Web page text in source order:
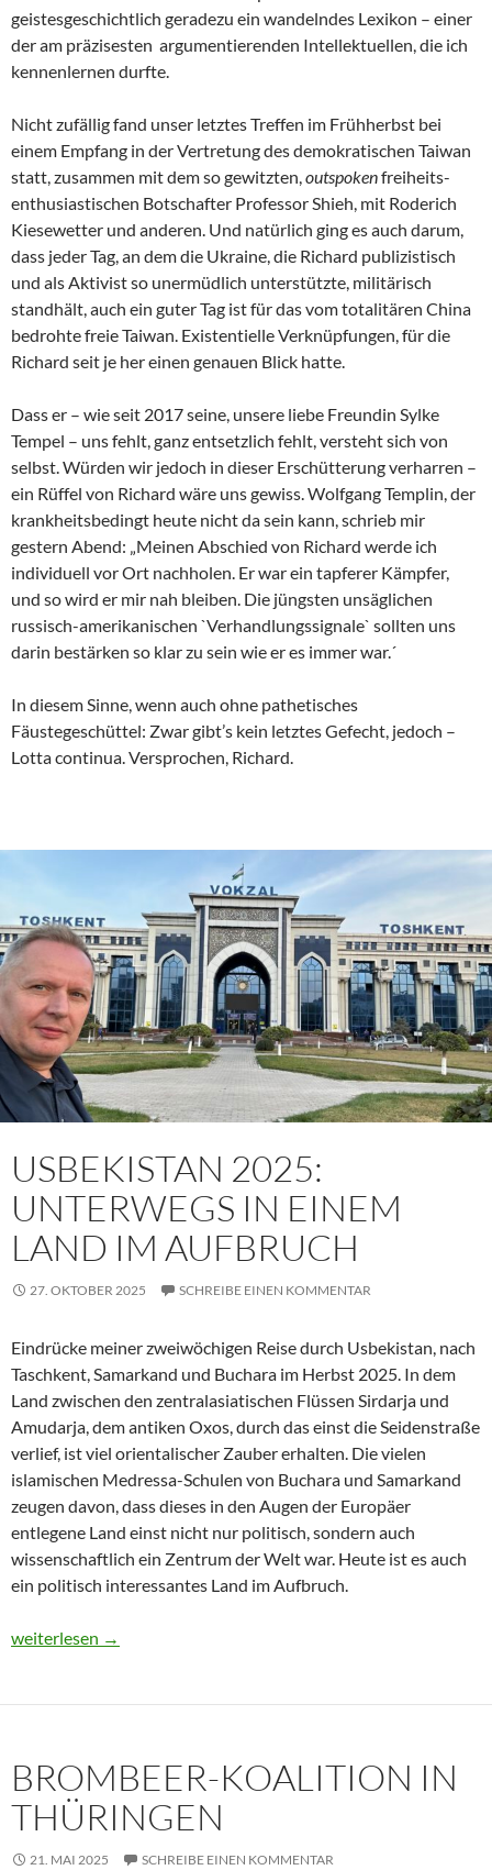
geistesgeschichtlich geradezu ein wandelndes Lexikon – einer
der am präzisesten argumentierenden Intellektuellen, die ich
kennenlernen durfte.
Nicht zufällig fand unser letztes Treffen im Frühherbst bei
einem Empfang in der Vertretung des demokratischen Taiwan
statt, zusammen mit dem so gewitzten,outspokenfreiheits-
enthusiastischen Botschafter Professor Shieh, mit Roderich
Kiesewetter und anderen. Und natürlich ging es auch darum,
dass jeder Tag, an dem die Ukraine, die Richard publizistisch
und als Aktivist so unermüdlich unterstützte, militärisch
standhält, auch ein guter Tag ist für das vom totalitären China
bedrohte freie Taiwan. Existentielle Verknüpfungen, für die
Richard seit je her einen genauen Blick hatte.
Dass er – wie seit 2017 seine, unsere liebe Freundin Sylke
Tempel – uns fehlt, ganz entsetzlich fehlt, versteht sich von
selbst. Würden wir jedoch in dieser Erschütterung verharren –
ein Rüffel von Richard wäre uns gewiss. Wolfgang Templin, der
krankheitsbedingt heute nicht da sein kann, schrieb mir
gestern Abend: „Meinen Abschied von Richard werde ich
individuell vor Ort nachholen. Er war ein tapferer Kämpfer,
und so wird er mir nah bleiben. Die jüngsten unsäglichen
russisch-amerikanischen `Verhandlungssignale` sollten uns
darin bestärken so klar zu sein wie er es immer war.´
In diesem Sinne, wenn auch ohne pathetisches
Fäustegeschüttel: Zwar gibt’s kein letztes Gefecht, jedoch –
Lotta continua. Versprochen, Richard.
USBEKISTAN 2025:
UNTERWEGS IN EINEM
LAND IM AUFBRUCH
27. OKTOBER 2025 SCHREIBE EINEN KOMMENTAR
Eindrücke meiner zweiwöchigen Reise durch Usbekistan, nach
Taschkent, Samarkand und Buchara im Herbst 2025. In dem
Land zwischen den zentralasiatischen Flüssen Sirdarja und
Amudarja, dem antiken Oxos, durch das einst die Seidenstraße
verlief, ist viel orientalischer Zauber erhalten. Die vielen
islamischen Medressa-Schulen von Buchara und Samarkand
zeugen davon, dass dieses in den Augen der Europäer
entlegene Land einst nicht nur politisch, sondern auch
wissenschaftlich ein Zentrum der Welt war. Heute ist es auch
ein politisch interessantes Land im Aufbruch.
Usbekistan 2025: Unterwegs in einem Land im Aufbruch
weiterlesen →
BROMBEER-KOALITION IN
THÜRINGEN
21. MAI 2025 SCHREIBE EINEN KOMMENTAR